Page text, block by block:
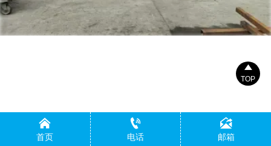

首页

电话

邮箱

TOP